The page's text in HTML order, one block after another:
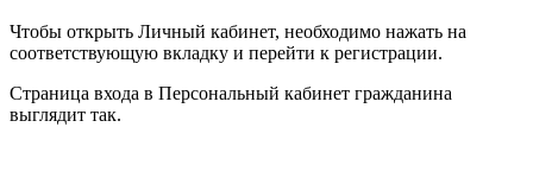
Чтобы открыть Личный кабинет, необходимо нажать на
соответствующую вкладку и перейти к регистрации.
Страница входа в Персональный кабинет гражданина
выглядит так.